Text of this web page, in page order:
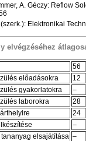
A. Géczy: Reflow
Elektronikai
elvégzéséhez
56
előadásokra
12
gyakorlatokra
–
laborokra
28
24
–
elsajátítása –